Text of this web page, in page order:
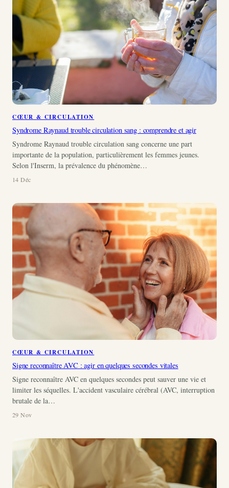
CŒUR & CIRCULATION
Syndrome Raynaud trouble circulation sang : comprendre et agir
Syndrome Raynaud trouble circulation sang concerne une part
importante de la population, particulièrement les femmes jeunes.
Selon l'Inserm, la prévalence du phénomène…
14 Déc
CŒUR & CIRCULATION
Signe reconnaître AVC : agir en quelques secondes vitales
Signe reconnaître AVC en quelques secondes peut sauver une vie et
limiter les séquelles. L'accident vasculaire cérébral (AVC, interruption
brutale de la…
29 Nov